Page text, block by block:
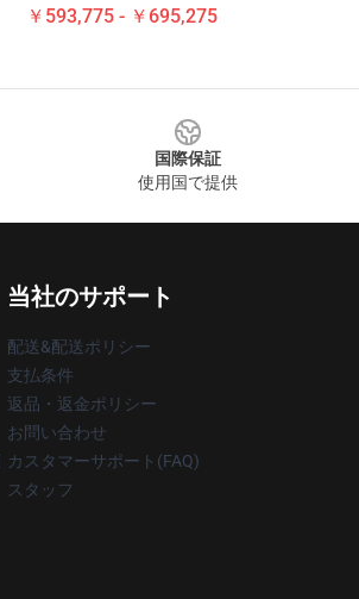
￥593,775 - ￥695,275
国際保証
使用国で提供
当社のサポート
配送&配送ポリシー
支払条件
返品・返金ポリシー
お問い合わせ
カスタマーサポート(FAQ)
スタッフ